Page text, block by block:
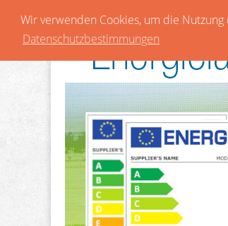
Wir verwenden Cookies, um die
Datenschutzbestimmungen